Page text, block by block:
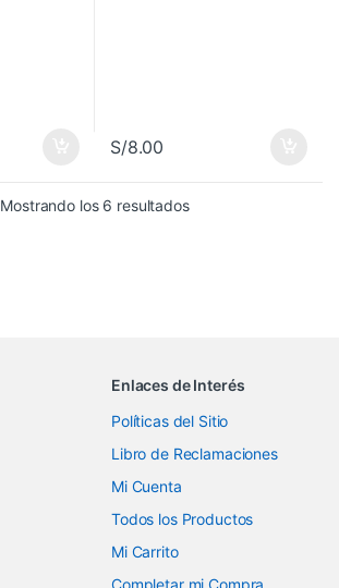
S/8.00
Mostrando los 6 resultados
Enlaces de Interés
Políticas del Sitio
Libro de Reclamaciones
Mi Cuenta
Todos los Productos
Mi Carrito